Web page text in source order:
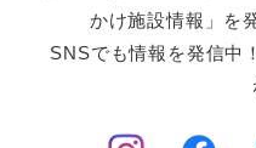
かけ施設情報」を
SNSでも情報を発信中